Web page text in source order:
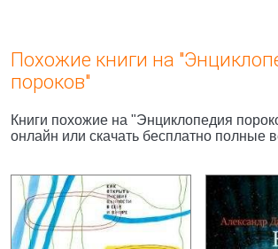
Похожие книги на
пороков"
Книги похожие на "Энциклопедия
онлайн или скачать бесплатно полные